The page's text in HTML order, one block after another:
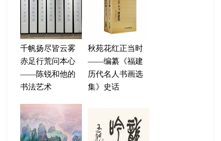
千帆扬尽皆云雾
赤足行荒问本心
——陈锐和他的
书法艺术
秋苑花红正当时
——编纂《福建
历代名人书画选
集》史话